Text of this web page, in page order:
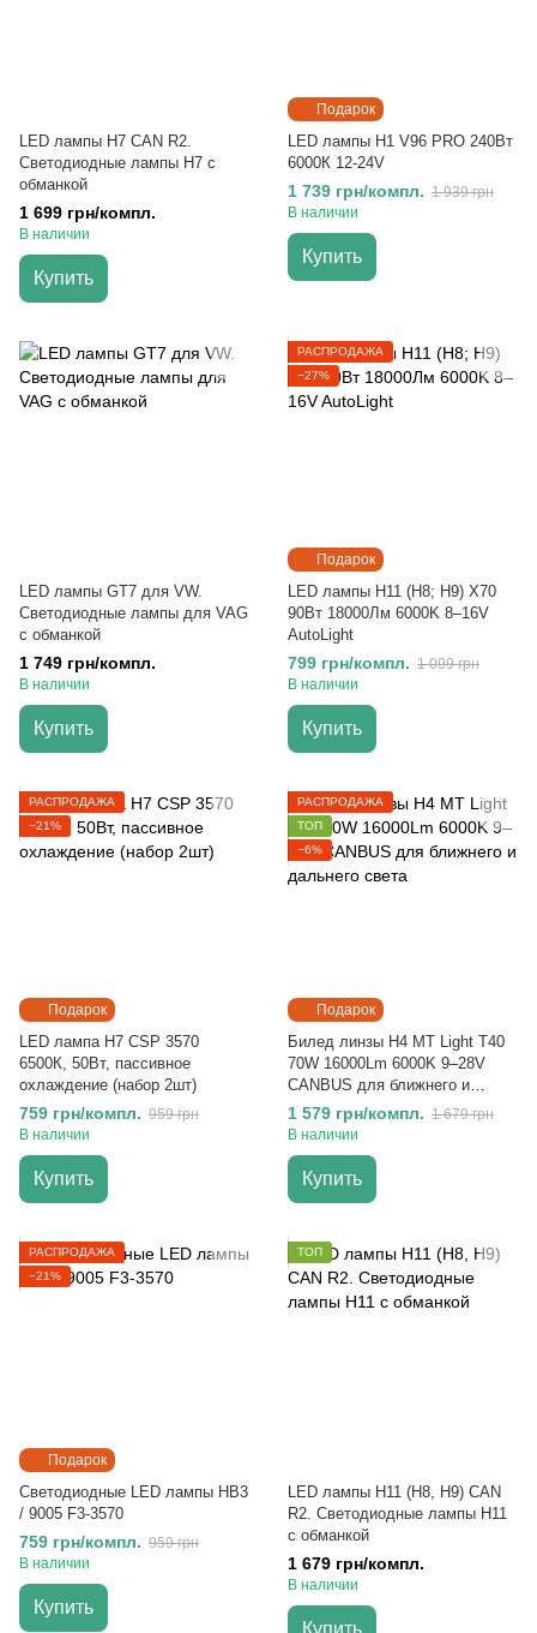
LED лампы H7 CAN R2.
Светодиодные лампы H7 с
обманкой
1 699 грн/компл.
В наличии
Купить
Подарок
LED лампы H1 V96 PRO 240Вт
6000К 12-24V
1 739 грн/компл. 1 939 грн
В наличии
Купить
LED лампы GT7 для VW.
Светодиодные лампы для VAG
с обманкой
1 749 грн/компл.
В наличии
Купить
Подарок
РАСПРОДАЖА
−27%
LED лампы H11 (H8; H9) X70
90Вт 18000Лм 6000K 8–16V
AutoLight
799 грн/компл. 1 099 грн
В наличии
Купить
Подарок
РАСПРОДАЖА
−21%
LED лампа H7 CSP 3570
6500К, 50Вт, пассивное
охлаждение (набор 2шт)
759 грн/компл. 959 грн
В наличии
Купить
Подарок
РАСПРОДАЖА
ТОП
−6%
Билед линзы H4 MT Light T40
70W 16000Lm 6000K 9–28V
CANBUS для ближнего и
дальнего света
1 579 грн/компл. 1 679 грн
В наличии
Купить
Подарок
РАСПРОДАЖА
−21%
Светодиодные LED лампы HB3
/ 9005 F3-3570
759 грн/компл. 959 грн
В наличии
Купить
ТОП
LED лампы H11 (H8, H9) CAN
R2. Светодиодные лампы H11
с обманкой
1 679 грн/компл.
В наличии
Купить